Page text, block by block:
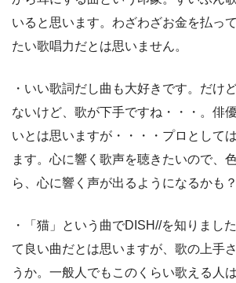
いると思います。わざわざお金を払っ
たい歌唱力だとは思いません。
・いい歌詞だし曲も大好きです。だけ
ないけど、歌が下手ですね・・・。俳
いとは思いますが・・・・プロとして
ます。心に響く歌声を聴きたいので、
ら、心に響く声が出るようになるかも
・「猫」という曲でDISH//を知りまし
て良い曲だとは思いますが、歌の上手
うか。一般人でもこのくらい歌える人